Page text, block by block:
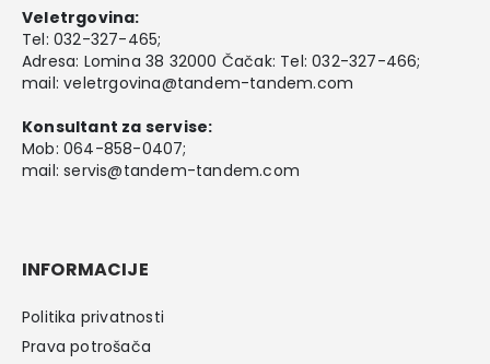
Veletrgovina:
Tel: 032-327-465;
Adresa: Lomina 38 32000 Čačak: Tel: 032-327-466;
mail:veletrgovina@tandem-tandem.com
Konsultant za servise:
Mob: 064-858-0407;
mail:servis@tandem-tandem.com
INFORMACIJE
Politika privatnosti
Prava potrošača